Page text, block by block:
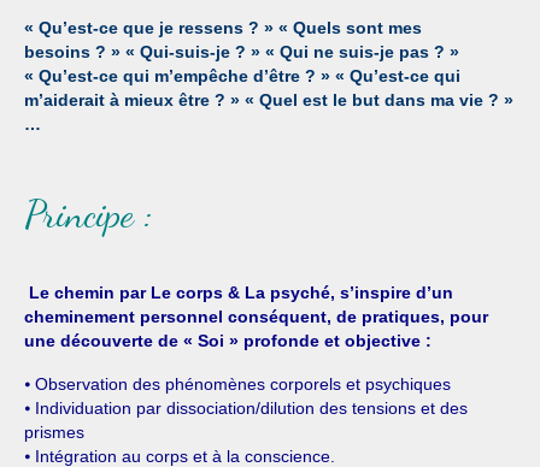
« Qu’est-ce que je ressens ? » « Quels sont mes
besoins ? » « Qui-suis-je ? » « Qui ne suis-je pas ? »
« Qu’est-ce qui m’empêche d’être ? » « Qu’est-ce qui
m’aiderait à mieux être ? » « Quel est le but dans ma vie ? »
…
Principe :
Le chemin par Le corps & La psyché, s’inspire d’un
cheminement personnel conséquent, de pratiques, pour
une découverte de « Soi » profonde et objective :
⦁ Observation des phénomènes corporels et psychiques
⦁ Individuation par dissociation/dilution des tensions et des
prismes
⦁ Intégration au corps et à la conscience.